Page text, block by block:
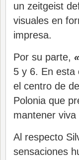
un zeitgeist
visuales en
impresa.
Por su parte,
5 y 6. En esta
el centro de
Polonia que
mantener viva
Al respecto
sensaciones